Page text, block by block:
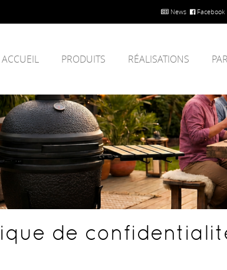
News Facebook
ACCUEIL PRODUITS RÉALISATIONS
de